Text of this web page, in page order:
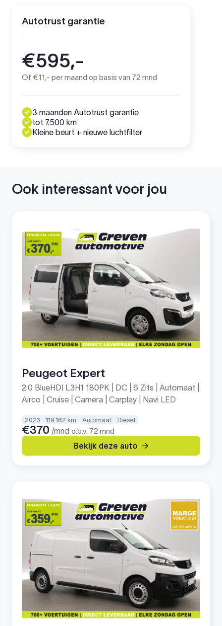
Autotrust garantie
€595,-
Of €11,- per maand op basis van 72 mnd
3 maanden Autotrust garantie
tot 7.500 km
Kleine beurt + nieuwe luchtfilter
Ook interessant voor jou
Peugeot Expert
2.0 BlueHDI L3H1 180PK | DC | 6 Zits | Automaat |
Airco | Cruise | Camera | Carplay | Navi LED
2023 119.162 km Automaat Diesel
€370 /mnd o.b.v. 72 mnd
Bekijk deze auto